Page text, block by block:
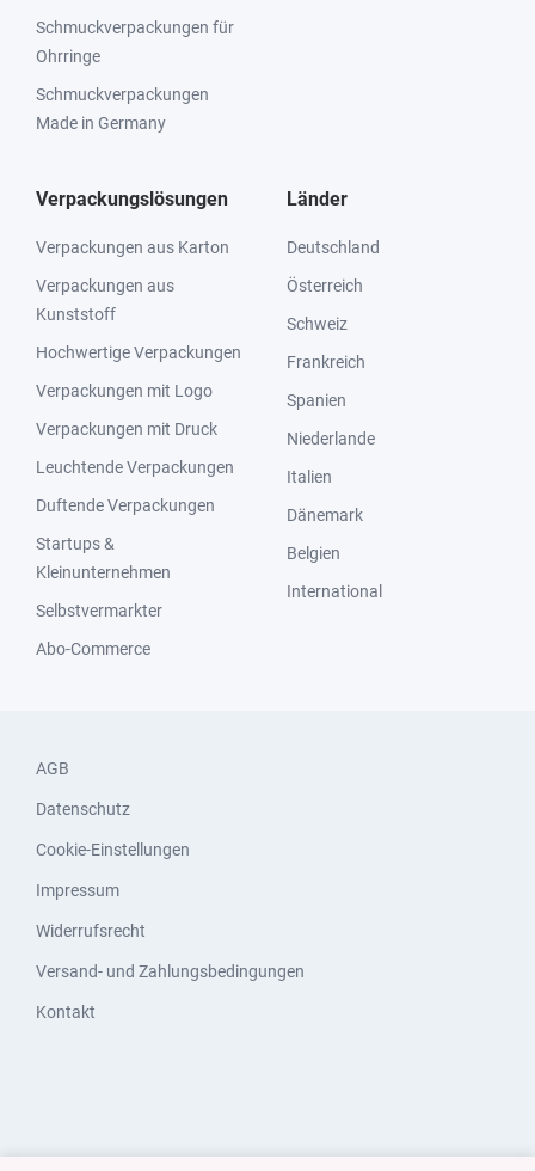
Schmuckverpackungen für
Ohrringe
Schmuckverpackungen
Made in Germany
Verpackungslösungen
Verpackungen aus Karton
Verpackungen aus
Kunststoff
Hochwertige Verpackungen
Verpackungen mit Logo
Verpackungen mit Druck
Leuchtende Verpackungen
Duftende Verpackungen
Startups &
Kleinunternehmen
Selbstvermarkter
Abo-Commerce
Länder
Deutschland
Österreich
Schweiz
Frankreich
Spanien
Niederlande
Italien
Dänemark
Belgien
International
AGB
Datenschutz
Cookie-Einstellungen
Impressum
Widerrufsrecht
Versand- und Zahlungsbedingungen
Kontakt